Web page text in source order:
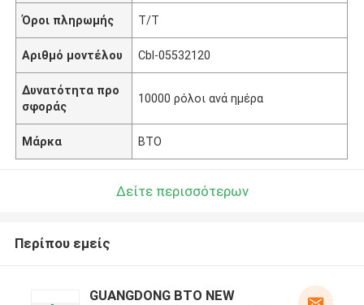
Όροι πληρωμής T/T
Αριθμό μοντέλου Cbl-05532120
Δυνατότητα προ
σφοράς
10000 ρόλοι ανά ημέρα
Μάρκα BTO
Δείτε περισσότερων
Περίπου εμείς
GUANGDONG BTO NEW